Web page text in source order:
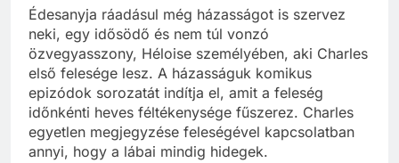
Édesanyja ráadásul még házasságot is szervez
neki, egy idősödő és nem túl vonzó
özvegyasszony, Héloise személyében, aki Charles
első felesége lesz. A házasságuk komikus
epizódok sorozatát indítja el, amit a feleség
időnkénti heves féltékenysége fűszerez. Charles
egyetlen megjegyzése feleségével kapcsolatban
annyi, hogy a lábai mindig hidegek.